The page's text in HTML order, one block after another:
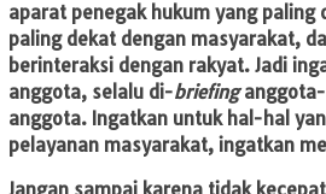
aparat penegak hukum yang paling
paling dekat dengan masyarakat,
berinteraksi dengan rakyat. Jadi
anggota, selalu di-briefing
anggota. Ingatkan untuk hal-hal
pelayanan masyarakat, ingatkan